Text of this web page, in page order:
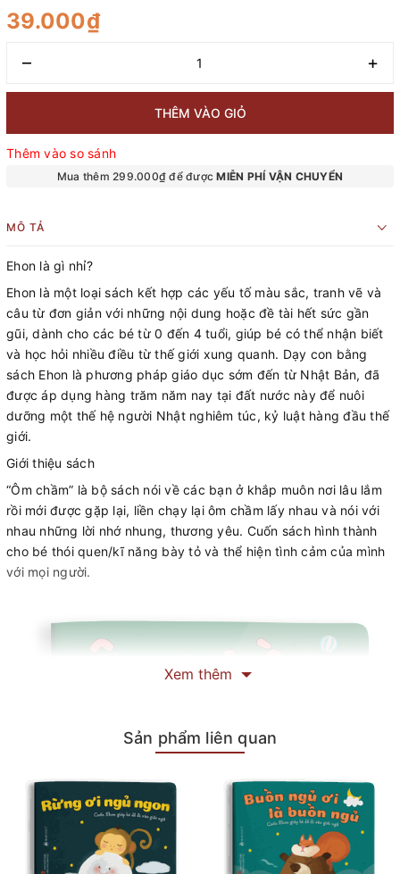
39.000₫
– +
THÊM VÀO GIỎ
Thêm vào so sánh
Mua thêm 299.000₫ để đượcMIỄN PHÍ VẬN CHUYỂN
MÔ TẢ
Ehon là gì nhỉ?
Ehon là một loại sách kết hợp các yếu tố màu sắc, tranh vẽ và
câu từ đơn giản với những nội dung hoặc đề tài hết sức gần
gũi, dành cho các bé từ 0 đến 4 tuổi, giúp bé có thể nhận biết
và học hỏi nhiều điều từ thế giới xung quanh. Dạy con bằng
sách Ehon là phương pháp giáo dục sớm đến từ Nhật Bản, đã
được áp dụng hàng trăm năm nay tại đất nước này để nuôi
dưỡng một thế hệ người Nhật nghiêm túc, kỷ luật hàng đầu thế
giới.
Giới thiệu sách
“Ôm chầm” là bộ sách nói về các bạn ở khắp muôn nơi lâu lắm
rồi mới được gặp lại, liền chạy lại ôm chầm lấy nhau và nói với
nhau những lời nhớ nhung, thương yêu. Cuốn sách hình thành
cho bé thói quen/kĩ năng bày tỏ và thể hiện tình cảm của mình
với mọi người.
Xem thêm
Sản phẩm liên quan